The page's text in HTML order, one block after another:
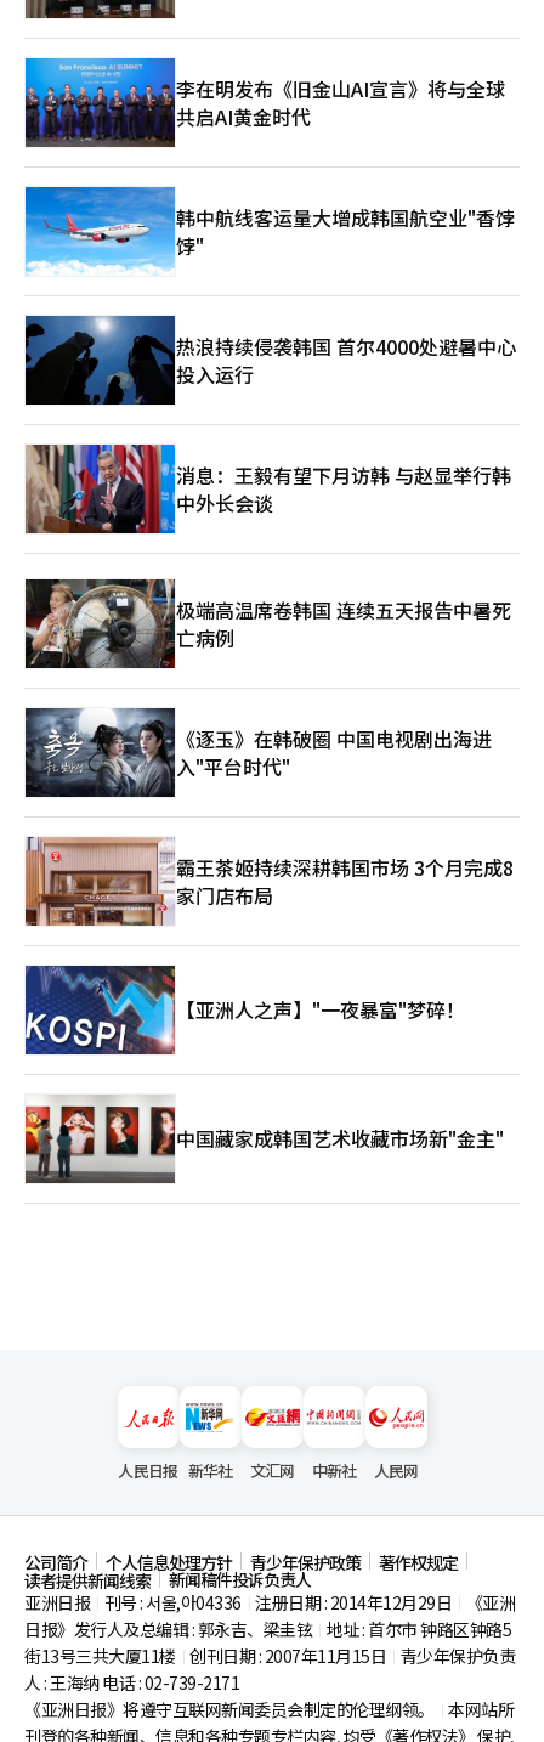
李在明发布《旧金山AI宣言》将与全球
共启AI黄金时代
韩中航线客运量大增成韩国航空业"香饽
饽"
热浪持续侵袭韩国 首尔4000处避暑中心
投入运行
消息：王毅有望下月访韩 与赵显举行韩
中外长会谈
极端高温席卷韩国 连续五天报告中暑死
亡病例
《逐玉》在韩破圈 中国电视剧出海进
入"平台时代"
霸王茶姬持续深耕韩国市场 3个月完成8
家门店布局
【亚洲人之声】"一夜暴富"梦碎！
中国藏家成韩国艺术收藏市场新"金主"
人民日报 新华社 文汇网 中新社 人民网
公司简介 个人信息处理方针 青少年保护政策 著作权规定
读者提供新闻线索
新闻稿件投诉负责人
亚洲日报
刊号 : 서울,아04336 注册日期 : 2014年12月29日
《亚洲
日报》发行人及总编辑 : 郭永吉、梁圭铉 地址 : 首尔市钟路区钟路5
街13号三共大厦11楼 创刊日期 : 2007年11月15日
青少年保护负责
人 : 王海纳 电话 : 02-739-2171
《亚洲日报》将遵守互联网新闻委员会制定的伦理纲领。
本网站所
刊登的各种新闻、信息和各种专题专栏内容, 均受《著作权法》 保护,